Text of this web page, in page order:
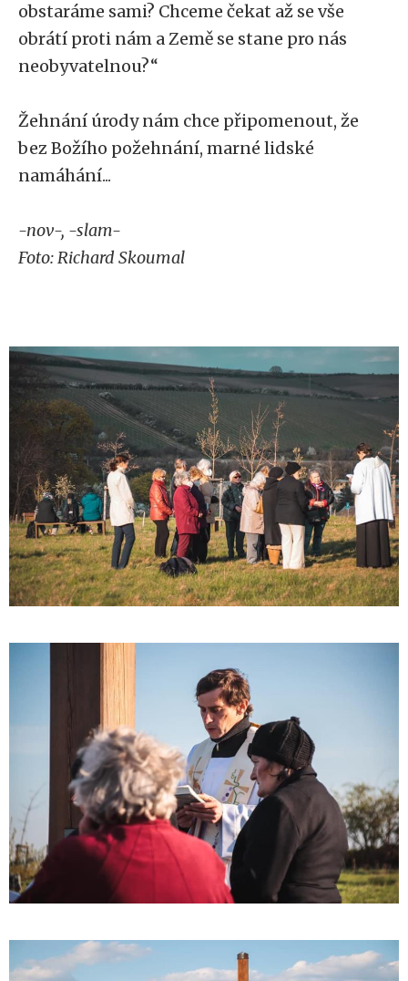
obstaráme sami? Chceme čekat až se vše
obrátí proti nám a Země se stane pro nás
neobyvatelnou?“
Žehnání úrody nám chce připomenout, že
bez Božího požehnání, marné lidské
namáhání...
-nov-, -slam-
Foto: Richard Skoumal